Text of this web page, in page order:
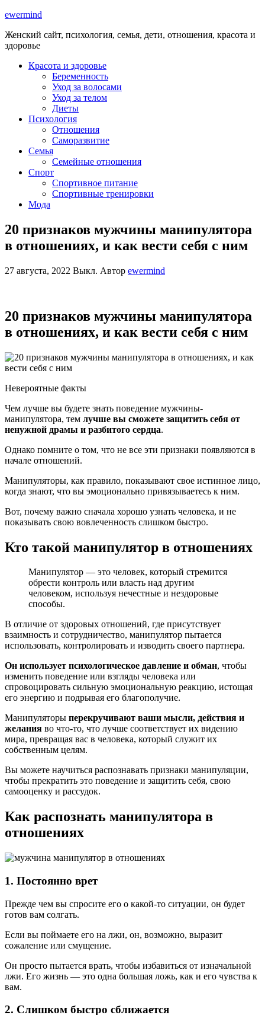
ewermind
Женский сайт, психология, семья, дети, отношения, красота и
здоровье
Красота и здоровье
Беременность
Уход за волосами
Уход за телом
Диеты
Психология
Отношения
Саморазвитие
Семья
Семейные отношения
Спорт
Спортивное питание
Спортивные тренировки
Мода
20 признаков мужчины манипулятора
в отношениях, и как вести себя с ним
27 августа, 2022 Выкл. Автор ewermind
20 признаков мужчины манипулятора
в отношениях, и как вести себя с ним
Невероятные факты
Чем лучше вы будете знать поведение мужчины-
манипулятора, тем лучше вы сможете защитить себя от
ненужной драмы и разбитого сердца.
Однако помните о том, что не все эти признаки появляются в
начале отношений.
Манипуляторы, как правило, показывают свое истинное лицо,
когда знают, что вы эмоционально привязываетесь к ним.
Вот, почему важно сначала хорошо узнать человека, и не
показывать свою вовлеченность слишком быстро.
Кто такой манипулятор в отношениях
Манипулятор — это человек, который стремится
обрести контроль или власть над другим
человеком, используя нечестные и нездоровые
способы.
В отличие от здоровых отношений, где присутствует
взаимность и сотрудничество, манипулятор пытается
использовать, контролировать и изводить своего партнера.
Он использует психологическое давление и обман, чтобы
изменить поведение или взгляды человека или
спровоцировать сильную эмоциональную реакцию, истощая
его энергию и подрывая его благополучие.
Манипуляторы перекручивают ваши мысли, действия и
желания во что-то, что лучше соответствует их видению
мира, превращая вас в человека, который служит их
собственным целям.
Вы можете научиться распознавать признаки манипуляции,
чтобы прекратить это поведение и защитить себя, свою
самооценку и рассудок.
Как распознать манипулятора в
отношениях
1. Постоянно врет
Прежде чем вы спросите его о какой-то ситуации, он будет
готов вам солгать.
Если вы поймаете его на лжи, он, возможно, выразит
сожаление или смущение.
Он просто пытается врать, чтобы избавиться от изначальной
лжи. Его жизнь — это одна большая ложь, как и его чувства к
вам.
2. Слишком быстро сближается